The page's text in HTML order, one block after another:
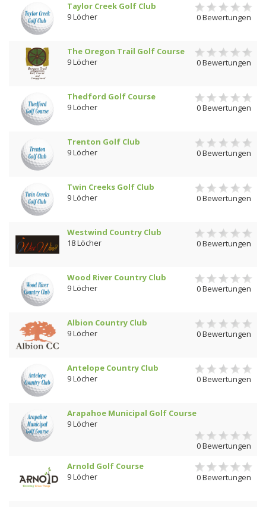
Taylor Creek Golf Club
9 Löcher
0 Bewertungen
The Oregon Trail Golf Course
9 Löcher
0 Bewertungen
Thedford Golf Course
9 Löcher
0 Bewertungen
Trenton Golf Club
9 Löcher
0 Bewertungen
Twin Creeks Golf Club
9 Löcher
0 Bewertungen
Westwind Country Club
18 Löcher
0 Bewertungen
Wood River Country Club
9 Löcher
0 Bewertungen
Albion Country Club
9 Löcher
0 Bewertungen
Antelope Country Club
9 Löcher
0 Bewertungen
Arapahoe Municipal Golf Course
9 Löcher
0 Bewertungen
Arnold Golf Course
9 Löcher
0 Bewertungen